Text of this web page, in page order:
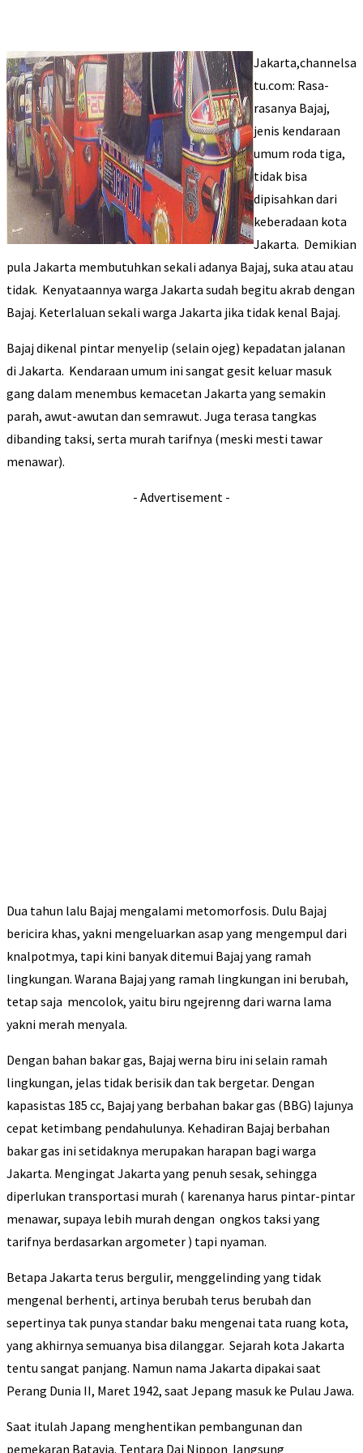
Jakarta,channelsa
tu.com: Rasa-
rasanya Bajaj,
jenis kendaraan
umum roda tiga,
tidak bisa
dipisahkan dari
keberadaan kota
Jakarta. Demikian
pula Jakarta membutuhkan sekali adanya Bajaj, suka atau atau
tidak. Kenyataannya warga Jakarta sudah begitu akrab dengan
Bajaj. Keterlaluan sekali warga Jakarta jika tidak kenal Bajaj.
Bajaj dikenal pintar menyelip (selain ojeg) kepadatan jalanan
di Jakarta. Kendaraan umum ini sangat gesit keluar masuk
gang dalam menembus kemacetan Jakarta yang semakin
parah, awut-awutan dan semrawut. Juga terasa tangkas
dibanding taksi, serta murah tarifnya (meski mesti tawar
menawar).
- Advertisement -
Dua tahun lalu Bajaj mengalami metomorfosis. Dulu Bajaj
bericira khas, yakni mengeluarkan asap yang mengempul dari
knalpotmya, tapi kini banyak ditemui Bajaj yang ramah
lingkungan. Warana Bajaj yang ramah lingkungan ini berubah,
tetap saja mencolok, yaitu biru ngejrenng dari warna lama
yakni merah menyala.
Dengan bahan bakar gas, Bajaj werna biru ini selain ramah
lingkungan, jelas tidak berisik dan tak bergetar. Dengan
kapasistas 185 cc, Bajaj yang berbahan bakar gas (BBG) lajunya
cepat ketimbang pendahulunya. Kehadiran Bajaj berbahan
bakar gas ini setidaknya merupakan harapan bagi warga
Jakarta. Mengingat Jakarta yang penuh sesak, sehingga
diperlukan transportasi murah ( karenanya harus pintar-pintar
menawar, supaya lebih murah dengan ongkos taksi yang
tarifnya berdasarkan argometer ) tapi nyaman.
Betapa Jakarta terus bergulir, menggelinding yang tidak
mengenal berhenti, artinya berubah terus berubah dan
sepertinya tak punya standar baku mengenai tata ruang kota,
yang akhirnya semuanya bisa dilanggar. Sejarah kota Jakarta
tentu sangat panjang. Namun nama Jakarta dipakai saat
Perang Dunia II, Maret 1942, saat Jepang masuk ke Pulau Jawa.
Saat itulah Japang menghentikan pembangunan dan
pemekaran Batavia. Tentara Dai Nippon langsung